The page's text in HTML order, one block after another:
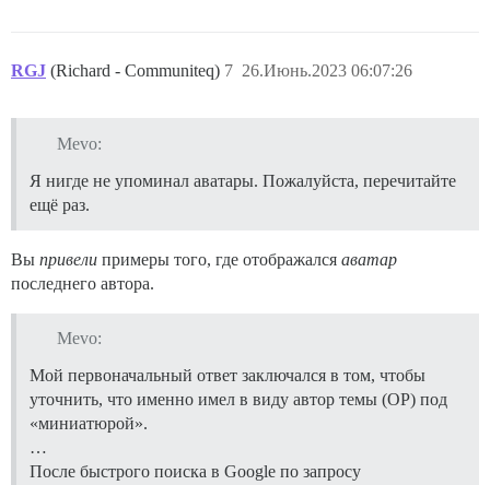
RGJ (Richard - Communiteq) 26.Июнь.2023 06:07:26
7
Mevo:
Я нигде не упоминал аватары. Пожалуйста, перечитайте
ещё раз.
Вы привели примеры того, где отображался аватар
последнего автора.
Mevo:
Мой первоначальный ответ заключался в том, чтобы
уточнить, что именно имел в виду автор темы (OP) под
«миниатюрой».
…
После быстрого поиска в Google по запросу